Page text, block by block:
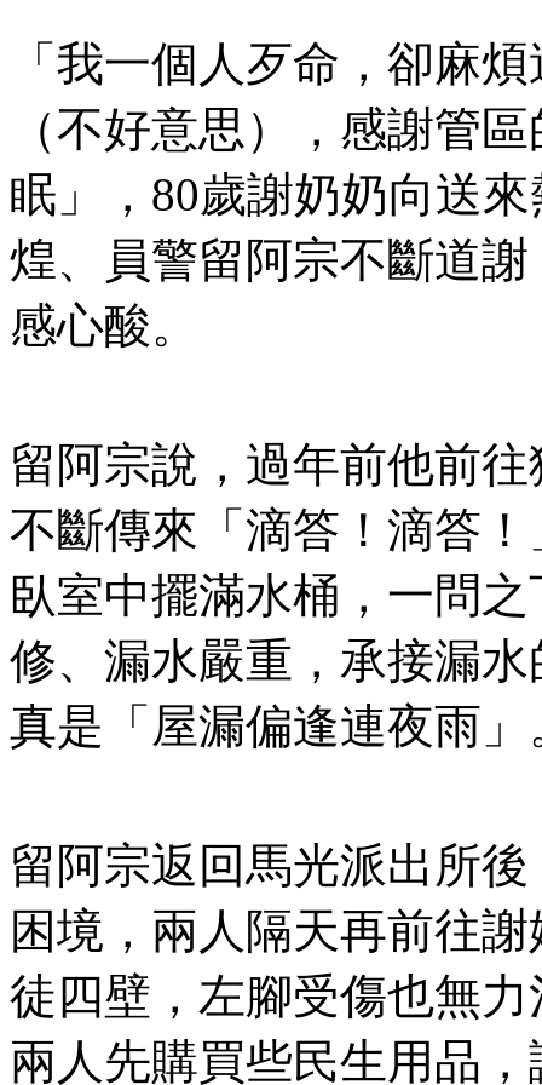
「我一個人歹命，卻麻
（不好意思），感謝管
眠」，80歲謝奶奶向送
煌、員警留阿宗不斷道
感心酸。
留阿宗說，過年前他前
不斷傳來「滴答！滴答
臥室中擺滿水桶，一問
修、漏水嚴重，承接漏
真是「屋漏偏逢連夜雨」
留阿宗返回馬光派出所
困境，兩人隔天再前往
徒四壁，左腳受傷也無
兩人先購買些民生用品